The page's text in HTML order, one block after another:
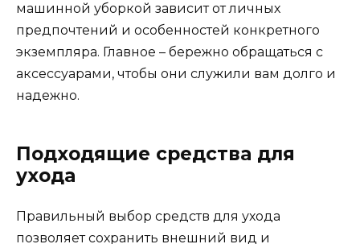
машинной уборкой зависит от личных
предпочтений и особенностей конкретного
экземпляра. Главное – бережно обращаться с
аксессуарами, чтобы они служили вам долго и
надежно.
Подходящие средства для
ухода
Правильный выбор средств для ухода
позволяет сохранить внешний вид и